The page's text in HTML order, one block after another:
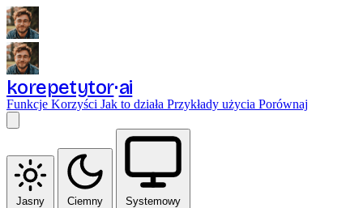
korepetytor ai
Funkcje Korzyści Jak to działa Przykłady użycia Porównaj
Jasny Ciemny Systemowy